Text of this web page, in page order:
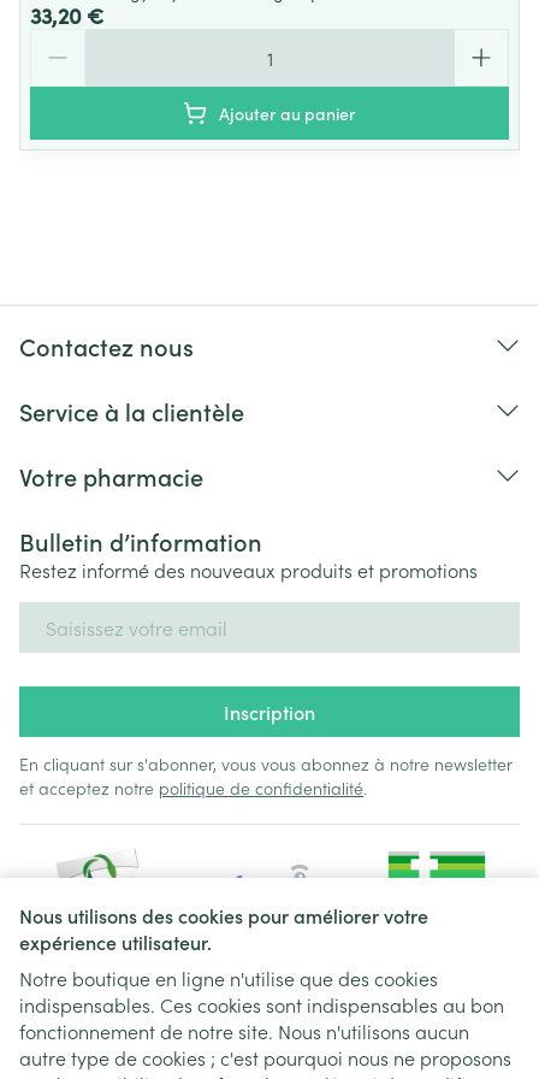
Nous utilisons des cookies pour améliorer votre
expérience utilisateur.
Notre boutique en ligne n'utilise que des cookies
indispensables. Ces cookies sont indispensables au bon
fonctionnement de notre site. Nous n'utilisons aucun
autre type de cookies ; c'est pourquoi nous ne proposons
33,20 €
Ajouter au panier
Contactez nous
Service à la clientèle
Votre pharmacie
Bulletin d’information
Restez informé des nouveaux produits et promotions
Inscription
En cliquant sur s'abonner, vous vous abonnez à notre newsletter
et acceptez notre politique de confidentialité.
Liens légaux